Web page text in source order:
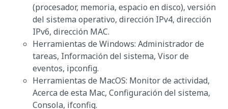
(procesador, memoria, espacio en disco), versión
del sistema operativo, dirección IPv4, dirección
IPv6, dirección MAC.
Herramientas de Windows: Administrador de
tareas, Información del sistema, Visor de
eventos, ipconfig.
Herramientas de MacOS: Monitor de actividad,
Acerca de esta Mac, Configuración del sistema,
Consola, ifconfig.